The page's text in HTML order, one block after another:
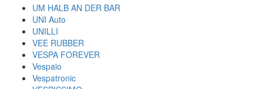
UM HALB AN DER BAR
UNI Auto
UNILLI
VEE RUBBER
VESPA FOREVER
Vespaio
Vespatronic